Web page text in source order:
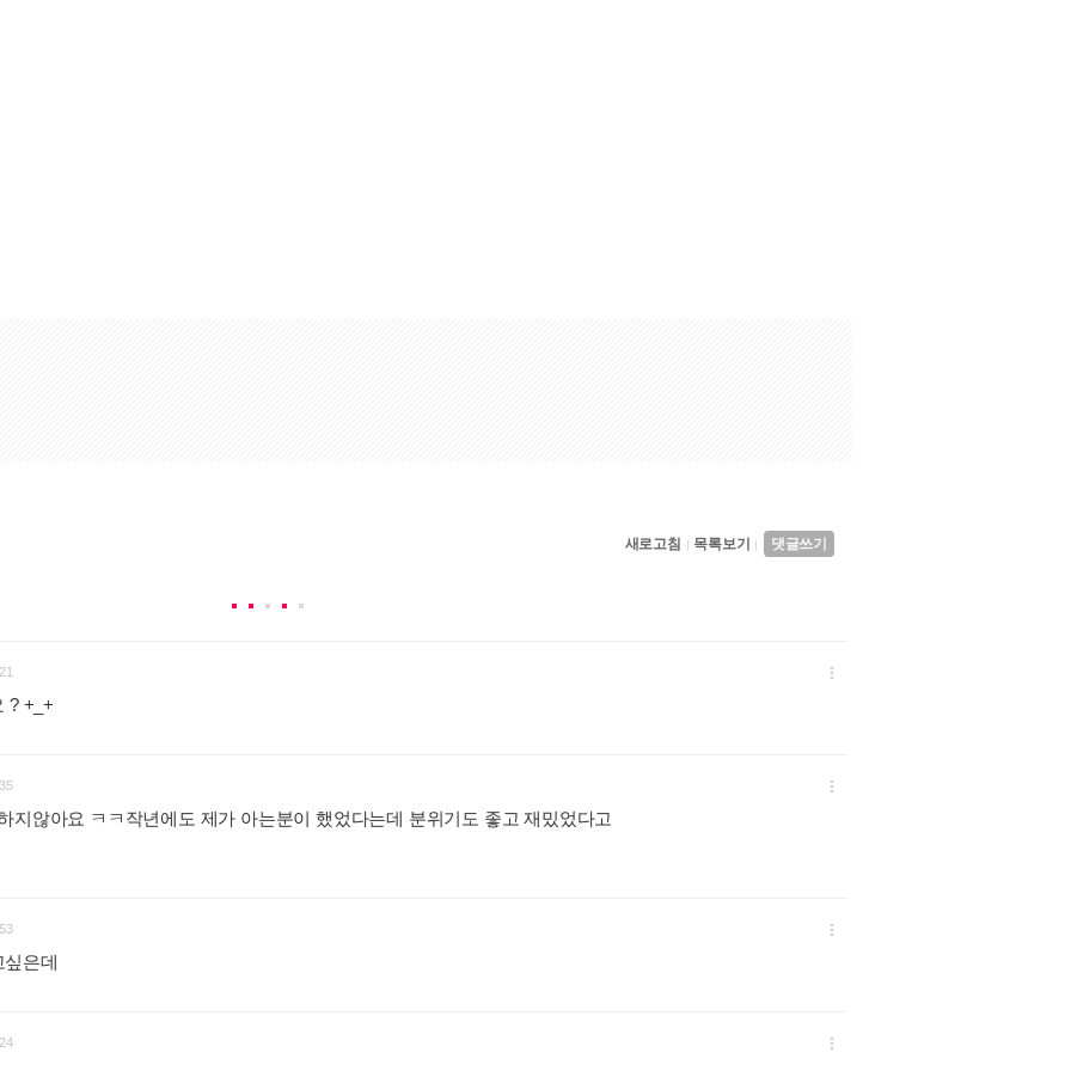
새로고침 | 목록보기 | 댓글쓰기
? +_+

지않아요 ㅋㅋ작년에도 제가 아는분이 했었다는데 분위기도 좋고 재밌었다고

은데

